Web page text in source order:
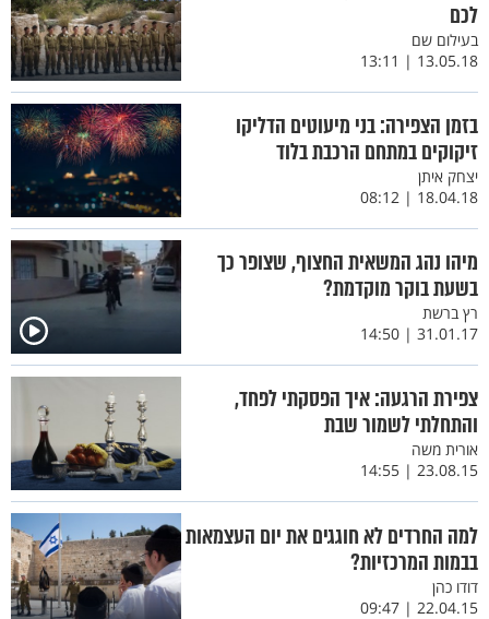
לכם
בעילום שם
13.05.18 | 13:11
בזמן הצפירה: בני מיעוטים הדליקו
זיקוקים במתחם הרכבת בלוד
יצחק איתן
18.04.18 | 08:12
מיהו נהג המשאית החצוף, שצופר כך
בשעת בוקר מוקדמת?
רץ ברשת
31.01.17 | 14:50
צפירת הרגעה: איך הפסקתי לפחד,
והתחלתי לשמור שבת
אורית משה
23.08.15 | 14:55
למה החרדים לא חוגגים את יום העצמאות
בבמות המרכזיות?
דודו כהן
22.04.15 | 09:47